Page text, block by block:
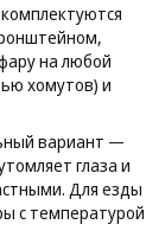
на любой
хомутов) и
вариант —
глаза и
Для езды
с температурой